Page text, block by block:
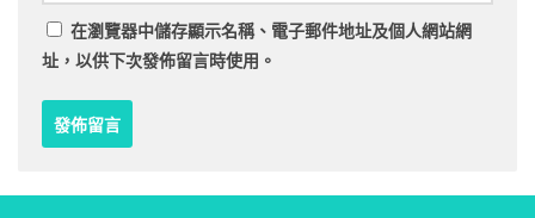
在瀏覽器中儲存顯示名稱、電子郵件地址及個人網站網
址，以供下次發佈留言時使用。